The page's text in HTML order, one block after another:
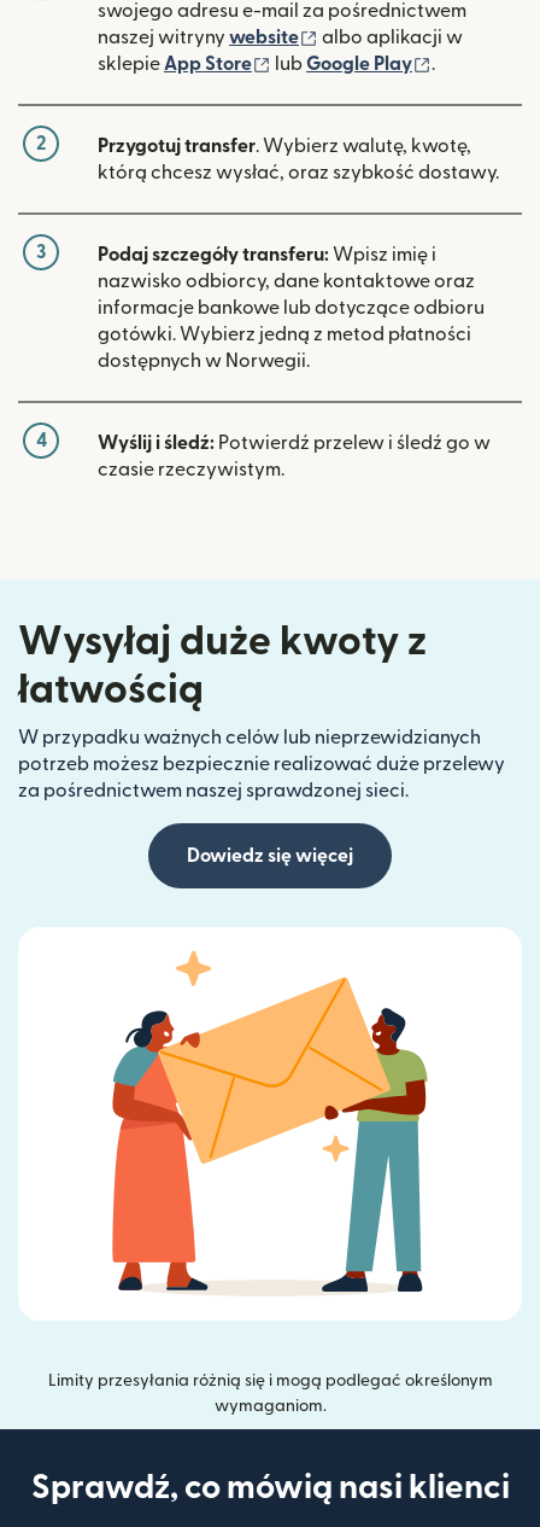
swojego adresu e-mail za pośrednictwem
naszej witryny website (otwiera się w nowym
albo aplikacji w
sklepieApp Store (otwiera się w nowym oknie)
lubGoogle Play (otwiera się
.
2 Przygotuj transfer. Wybierz walutę, kwotę,
którą chcesz wysłać, oraz szybkość dostawy.
3 Podaj szczegóły transferu: Wpisz imię i
nazwisko odbiorcy, dane kontaktowe oraz
informacje bankowe lub dotyczące odbioru
gotówki. Wybierz jedną z metod płatności
dostępnych w Norwegii.
4 Wyślij i śledź: Potwierdź przelew i śledź go w
czasie rzeczywistym.
Wysyłaj duże kwoty z
łatwością
W przypadku ważnych celów lub nieprzewidzianych
potrzeb możesz bezpiecznie realizować duże przelewy
za pośrednictwem naszej sprawdzonej sieci.
Dowiedz się więcej
Limity przesyłania różnią się i mogą podlegać określonym
wymaganiom.
Sprawdź, co mówią nasi klienci